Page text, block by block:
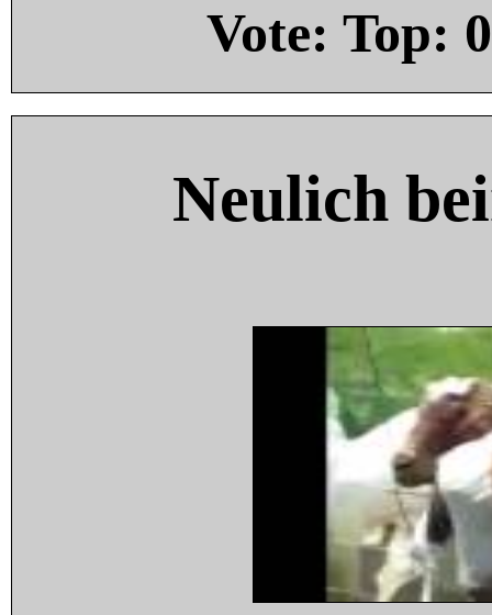
Vote: Top: 0
Neulich